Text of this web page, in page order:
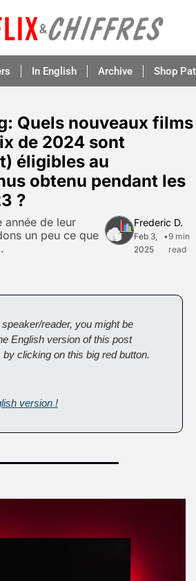
In English Archive Shop
Quels nouveaux films
de 2024 sont
éligibles au
obtenu pendant les
?
année de leur
un peu ce que
Frederic D.
Feb 3,
2025
•9 min
read
speaker/reader, you might be
English version of this post
clicking on this big red button.
version !